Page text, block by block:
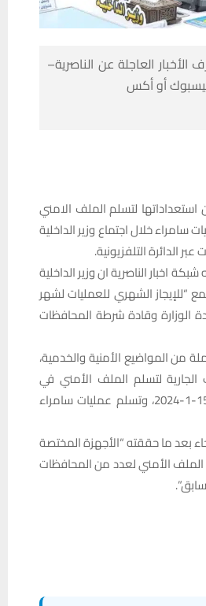
العاجلة عن الناصرية–
أو أكس
استعداداتها لتسلم الملف الامني
خلال اجتماع وزير الداخلية
الدائرة التلفزيونية.
شبكة اخبار الناصرية ان وزير الداخلية
“للإيجاز الشهري للعمليات لشهر
الوزارة وقادة شرطة المحافظات
من المواضيع الأمنية والخدمية،
لتسلم الملف الأمني في
محافظة ذي قار يوم 15-1-2024، وتسلم عمليات سامراء
بعد ما حققته “الأجهزة المختصة
الملف الأمني لعدد من المحافظات